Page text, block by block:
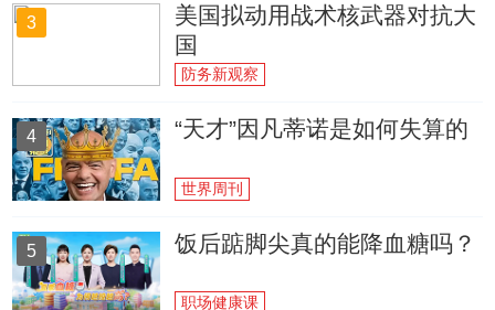
3
美国拟动用战术核武器对抗大
国
防务新观察
4 “天才”因凡蒂诺是如何失算的
世界周刊
5 饭后踮脚尖真的能降血糖吗？
职场健康课